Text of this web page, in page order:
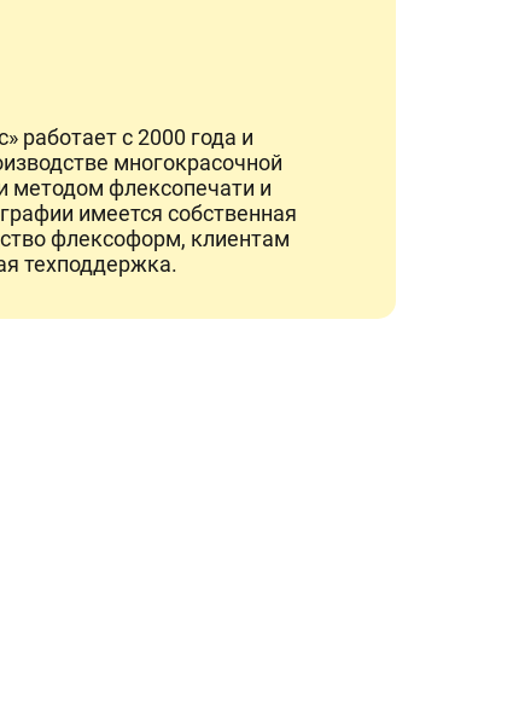
с 2000 года и
многокрасочной
методом флексопечати и
имеется собственная
флексоформ, клиентам
техподдержка.